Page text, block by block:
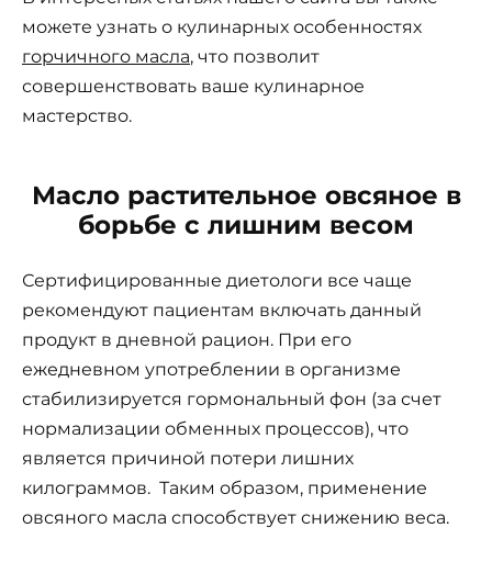
можете узнать о кулинарных особенностях
горчичного масла, что позволит
совершенствовать ваше кулинарное
мастерство.
Масло растительное овсяное в
борьбе с лишним весом
Сертифицированные диетологи все чаще
рекомендуют пациентам включать данный
продукт в дневной рацион. При его
ежедневном употреблении в организме
стабилизируется гормональный фон (за счет
нормализации обменных процессов), что
является причиной потери лишних
килограммов. Таким образом, применение
овсяного масла способствует снижению веса.